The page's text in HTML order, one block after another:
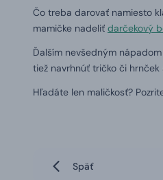
Čo treba darovať namiesto
mamičke nadeliť darčekový
Ďalším nevšedným
tiež navrhnúť tričko či
Hľadáte len maličkosť?
Späť